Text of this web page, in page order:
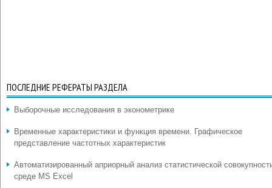
ПОСЛЕДНИЕ РЕФЕРАТЫ РАЗДЕЛА
Выборочные исследования в эконометрике
Временные характеристики и функция времени. Графическое
представление частотных характеристик
Автоматизированный априорный анализ статистической
среде MS Excel